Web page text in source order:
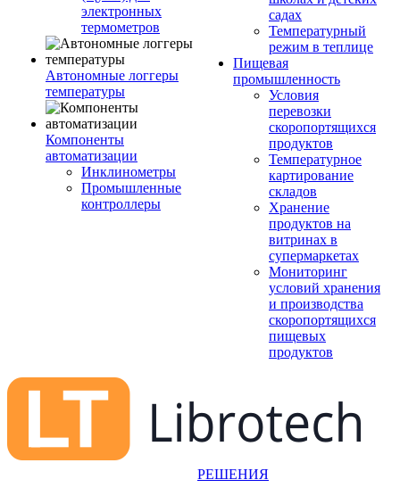
электронных
термометров
Автономные логгеры
температуры
Компоненты
автоматизации
Инклинометры
Промышленные
контроллеры
садах
Температурный
режим в теплице
Пищевая
промышленность
Условия
перевозки
скоропортящихся
продуктов
Температурное
картирование
складов
Хранение
продуктов на
витринах в
супермаркетах
Мониторинг
условий хранения
и производства
скоропортящихся
пищевых
продуктов
РЕШЕНИЯ